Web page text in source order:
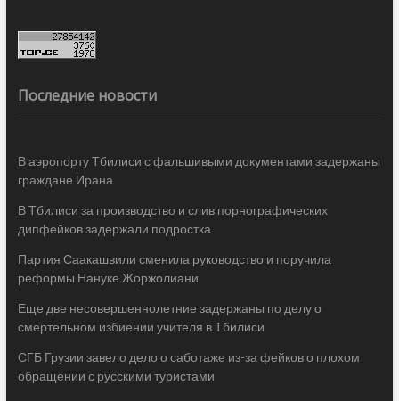
Последние новости
В аэропорту Тбилиси с фальшивыми документами задержаны
граждане Ирана
В Тбилиси за производство и слив порнографических
дипфейков задержали подростка
Партия Саакашвили сменила руководство и поручила
реформы Нануке Жоржолиани
Еще две несовершеннолетние задержаны по делу о
смертельном избиении учителя в Тбилиси
СГБ Грузии завело дело о саботаже из-за фейков о плохом
обращении с русскими туристами